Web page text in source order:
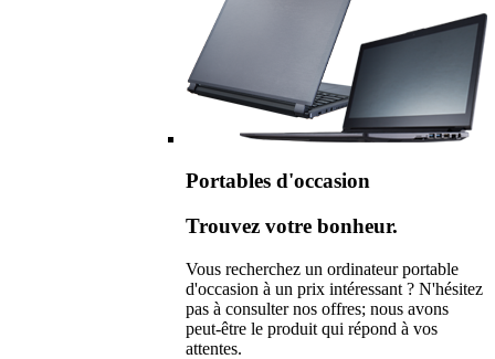
Portables d'occasion
Trouvez votre bonheur.
Vous recherchez un ordinateur portable
d'occasion à un prix intéressant ? N'hésitez
pas à consulter nos offres; nous avons
peut-être le produit qui répond à vos
attentes.